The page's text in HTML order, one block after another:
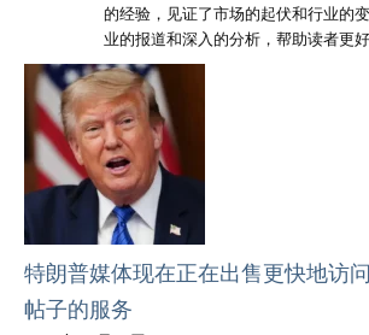
的经验，见证了市场的起伏和行业的
业的报道和深入的分析，帮助读者更
特朗普媒体现在正在出售更快地访
帖子的服务